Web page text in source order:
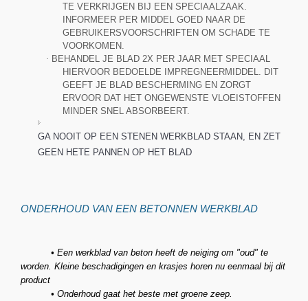
TE VERKRIJGEN BIJ EEN SPECIAALZAAK.
INFORMEER PER MIDDEL GOED NAAR DE
GEBRUIKERSVOORSCHRIFTEN OM SCHADE TE
VOORKOMEN.
· BEHANDEL JE BLAD 2X PER JAAR MET SPECIAAL
HIERVOOR BEDOELDE IMPREGNEERMIDDEL. DIT
GEEFT JE BLAD BESCHERMING EN ZORGT
ERVOOR DAT HET ONGEWENSTE VLOEISTOFFEN
MINDER SNEL ABSORBEERT.
GA NOOIT OP EEN STENEN WERKBLAD STAAN, EN ZET
GEEN HETE PANNEN OP HET BLAD
ONDERHOUD VAN EEN BETONNEN WERKBLAD
• Een werkblad van beton heeft de neiging om "oud" te
worden. Kleine beschadigingen en krasjes horen nu eenmaal bij dit
product
• Onderhoud gaat het beste met groene zeep.